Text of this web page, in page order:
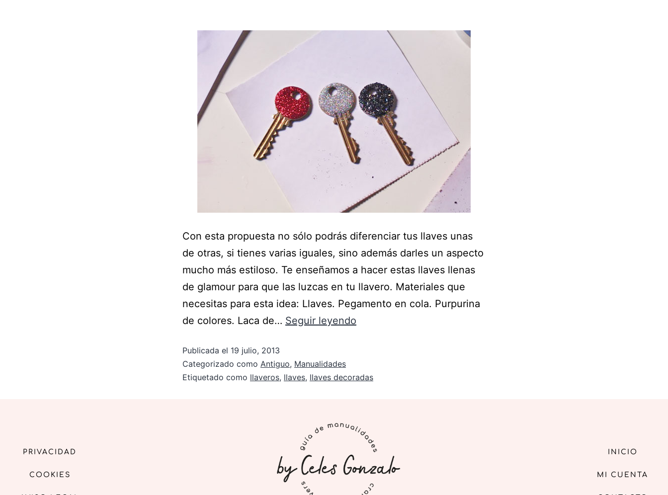
Con esta propuesta no sólo podrás diferenciar tus llaves unas
de otras, si tienes varias iguales, sino además darles un aspecto
mucho más estiloso. Te enseñamos a hacer estas llaves llenas
de glamour para que las luzcas en tu llavero. Materiales que
necesitas para esta idea: Llaves. Pegamento en cola. Purpurina
de colores. Laca de… Seguir leyendo
Publicada el 19 julio, 2013
Categorizado como Antiguo, Manualidades
Etiquetado como llaveros, llaves, llaves decoradas
PRIVACIDAD
COOKIES
INICIO
MI CUENTA